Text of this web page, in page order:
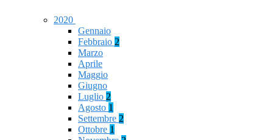
2020
Gennaio
Febbraio 2
Marzo
Aprile
Maggio
Giugno
Luglio 2
Agosto 1
Settembre 2
Ottobre 1